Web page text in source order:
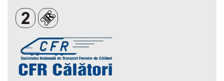
Clasa a 2-aLoc rezervat (biletul se emite obligatoriu